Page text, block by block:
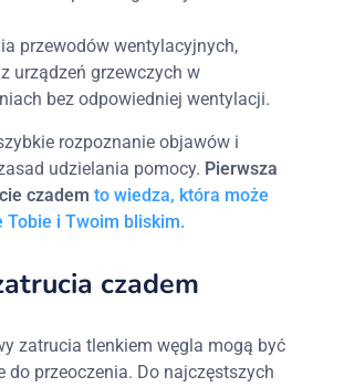
przewodów wentylacyjnych,
urządzeń grzewczych w
bez odpowiedniej wentylacji.
rozpoznanie objawów i
udzielania pomocy. Pierwsza
czadem to wiedza, która może
Tobie i Twoim bliskim.
czadem
zatrucia tlenkiem węgla mogą być
do przeoczenia. Do najczęstszych